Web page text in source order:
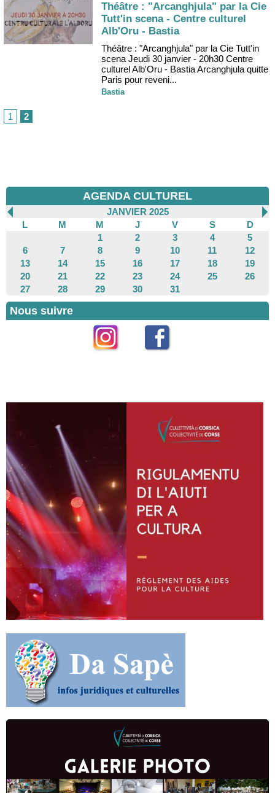
Théâtre : "Arcanghjula" par la Cie
Tutt'in scena - Centre culturel
Alb'Oru - Bastia
Théâtre : "Arcanghjula" par la Cie Tutt'in
scena Jeudi 30 janvier - 20h30 Centre
culturel Alb'Oru - Bastia Arcanghjula quitte
Paris pour reveni...
Bastia
1 2
AGENDA CULTUREL
JANVIER 2025
L
M M J V S
D
1
2 3 4
5
6
7 8 9 10 11
12
13
14 15 16 17 18
19
20
21 22 23 24 25
26
27
28 29 30 31
Nous suivre